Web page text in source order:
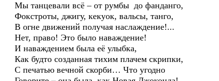
Мы танцевали всё – от румбы до фанданго,
Фокстроты, джигу, кекуок, вальсы, танго,
В огне движений получая наслаждение!...
Нет, право! Это было наваждение!
И наваждением была её улыбка,
Как будто созданная тихим плачем скрипки,
С печатью вечной скорби… Что угодно